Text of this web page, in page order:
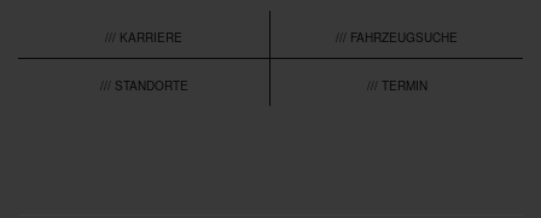
/// KARRIERE /// FAHRZEUGSUCHE
/// STANDORTE /// TERMIN